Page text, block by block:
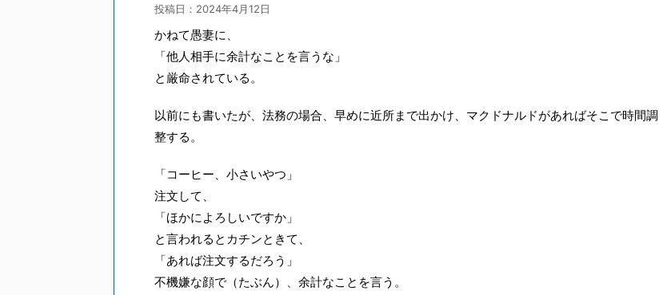
投稿日： 2024年4月12日
かねて愚妻に、
「他人相手に余計なことを言うな」
と厳命されている。
以前にも書いたが、法務の場合、早めに近所まで出かけ、マクドナルドがあればそこで時間調
整する。
「コーヒー、小さいやつ」
注文して、
「ほかによろしいですか」
と言われるとカチンときて、
「あれば注文するだろう」
不機嫌な顔で（たぶん）、余計なことを言う。